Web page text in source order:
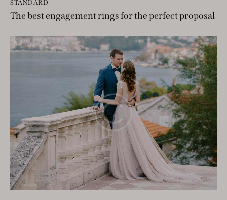
STANDARD
The best engagement rings for the perfect proposal